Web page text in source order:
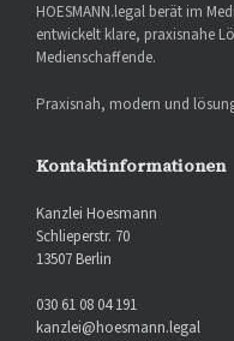
HOESMANN.legal berät im
entwickelt klare, praxisnahe
Medienschaffende.
Praxisnah, modern und
Kontaktinformationen
Kanzlei Hoesmann
Schlieperstr. 70
13507 Berlin
030 61 08 04 191
kanzlei@hoesmann.legal